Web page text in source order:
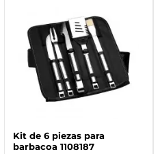
Kit de 6 piezas para
barbacoa 1108187